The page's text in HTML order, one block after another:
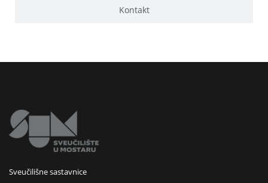
Kontakt
Sveučilišne sastavnice